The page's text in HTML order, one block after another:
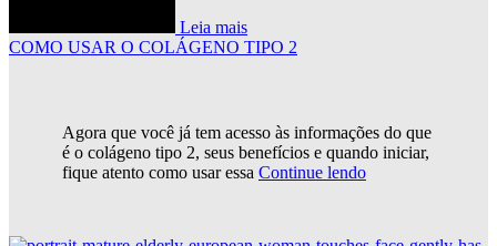
Leia mais
COMO USAR O COLÁGENO TIPO 2
Agora que você já tem acesso às informações do que
é o colágeno tipo 2, seus benefícios e quando iniciar,
fique atento como usar essa Continue lendo